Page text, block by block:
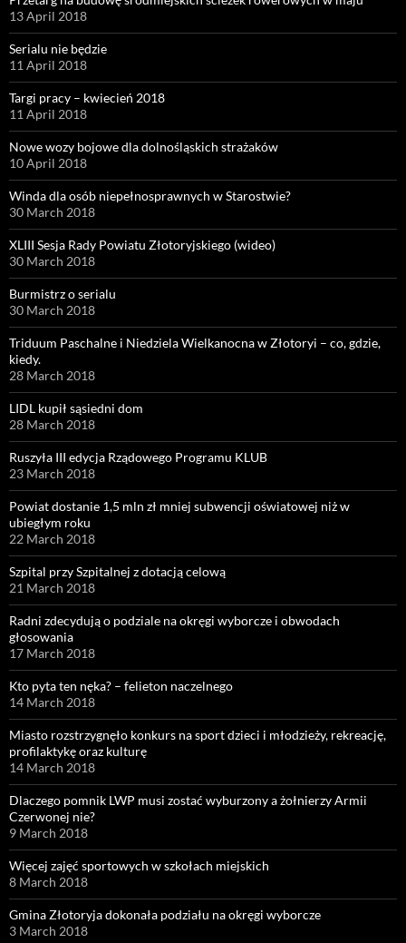
13 April 2018
Serialu nie będzie
11 April 2018
Targi pracy – kwiecień 2018
11 April 2018
Nowe wozy bojowe dla dolnośląskich strażaków
10 April 2018
Winda dla osób niepełnosprawnych w Starostwie?
30 March 2018
XLIII Sesja Rady Powiatu Złotoryjskiego (wideo)
30 March 2018
Burmistrz o serialu
30 March 2018
Triduum Paschalne i Niedziela Wielkanocna w Złotoryi – co, gdzie,
kiedy.
28 March 2018
LIDL kupił sąsiedni dom
28 March 2018
Ruszyła III edycja Rządowego Programu KLUB
23 March 2018
Powiat dostanie 1,5 mln zł mniej subwencji oświatowej niż w
ubiegłym roku
22 March 2018
Szpital przy Szpitalnej z dotacją celową
21 March 2018
Radni zdecydują o podziale na okręgi wyborcze i obwodach
głosowania
17 March 2018
Kto pyta ten nęka? – felieton naczelnego
14 March 2018
Miasto rozstrzygnęło konkurs na sport dzieci i młodzieży, rekreację,
profilaktykę oraz kulturę
14 March 2018
Dlaczego pomnik LWP musi zostać wyburzony a żołnierzy Armii
Czerwonej nie?
9 March 2018
Więcej zajęć sportowych w szkołach miejskich
8 March 2018
Gmina Złotoryja dokonała podziału na okręgi wyborcze
3 March 2018